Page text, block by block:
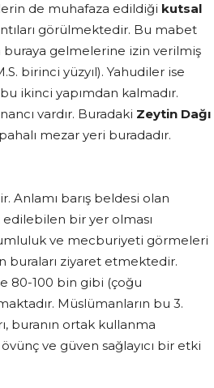
de muhafaza edildiği kutsal
görülmektedir. Bu mabet
buraya gelmelerine izin verilmiş
birinci yüzyıl). Yahudiler ise
bu ikinci yapımdan kalmadır.
vardır. Buradaki Zeytin Dağı
mezar yeri buradadır.
Anlamı barış beldesi olan
edilebilen bir yer olması
ve mecburiyeti görmeleri
buraları ziyaret etmektedir.
80-100 bin gibi (çoğu
Müslümanların bu 3.
buranın ortak kullanma
ve güven sağlayıcı bir etki